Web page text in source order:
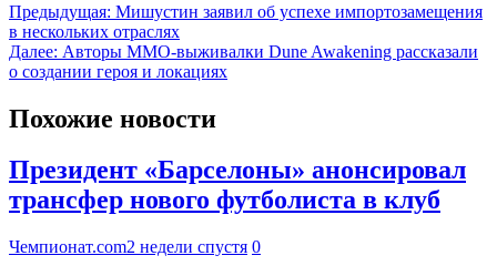
Предыдущая: Мишустин заявил об успехе импортозамещения
в нескольких отраслях
Далее: Авторы MMO-выживалки Dune Awakening рассказали
о создании героя и локациях
Похожие новости
Президент «Барселоны» анонсировал
трансфер нового футболиста в клуб
Чемпионат.com2 недели спустя 0